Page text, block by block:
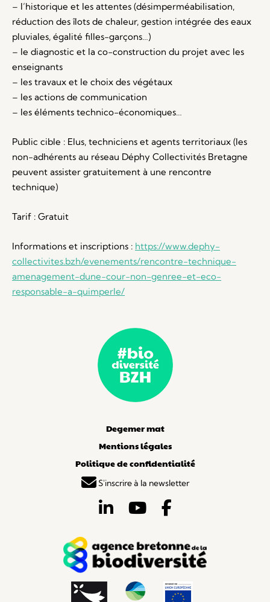
– l’historique et les attentes (désimperméabilisation,
réduction des îlots de chaleur, gestion intégrée des eaux
pluviales, égalité filles-garçons…)
– le diagnostic et la co-construction du projet avec les
enseignants
– les travaux et le choix des végétaux
– les actions de communication
– les éléments technico-économiques…
Public cible : Elus, techniciens et agents territoriaux (les
non-adhérents au réseau Déphy Collectivités Bretagne
peuvent assister gratuitement à une rencontre
technique)
Tarif : Gratuit
Informations et inscriptions : https://www.dephy-
collectivites.bzh/evenements/rencontre-technique-
amenagement-dune-cour-non-genree-et-eco-
responsable-a-quimperle/
Degemer mat
Mentions légales
Politique de confidentialité
S'inscrire à la newsletter